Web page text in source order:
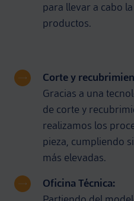
para llevar a cabo
productos.
Corte y
Gracias a una
de corte y
realizamos los
pieza, cumpliendo
más elevadas.
Oficina Técnica: